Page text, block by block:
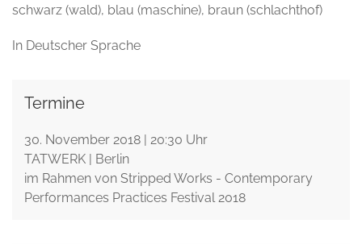
schwarz (wald), blau (maschine), braun (schlachthof)
In Deutscher Sprache
Termine
30. November 2018 | 20:30 Uhr
TATWERK | Berlin
im Rahmen von Stripped Works - Contemporary
Performances Practices Festival 2018